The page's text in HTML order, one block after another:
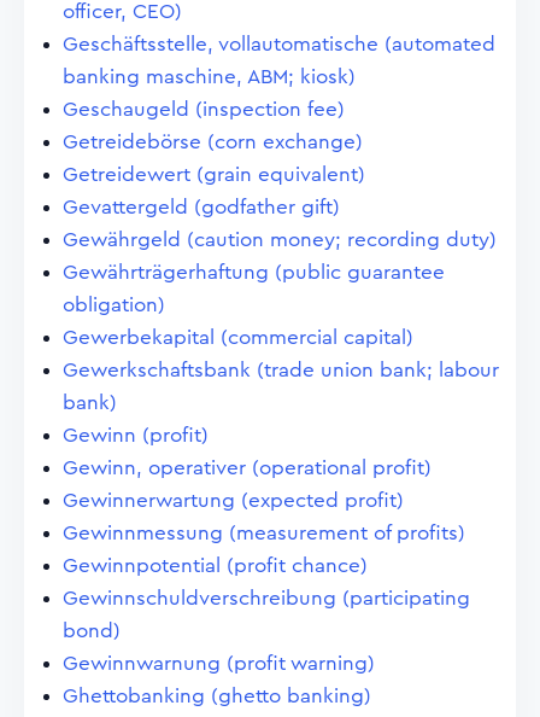
officer, CEO)
Geschäftsstelle, vollautomatische (automated
banking maschine, ABM; kiosk)
Geschaugeld (inspection fee)
Getreidebörse (corn exchange)
Getreidewert (grain equivalent)
Gevattergeld (godfather gift)
Gewährgeld (caution money; recording duty)
Gewährträgerhaftung (public guarantee
obligation)
Gewerbekapital (commercial capital)
Gewerkschaftsbank (trade union bank; labour
bank)
Gewinn (profit)
Gewinn, operativer (operational profit)
Gewinnerwartung (expected profit)
Gewinnmessung (measurement of profits)
Gewinnpotential (profit chance)
Gewinnschuldverschreibung (participating
bond)
Gewinnwarnung (profit warning)
Ghettobanking (ghetto banking)